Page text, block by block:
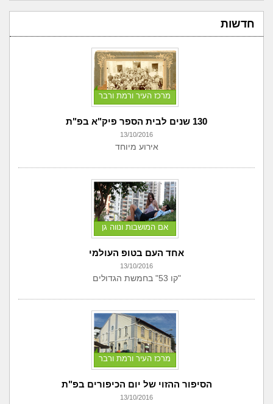
חדשות
מרכז העיר ורמת ורבר
130 שנים לבית הספר פיק"א בפ"ת
13/10/2016
אירוע מיוחד
אם המושבות ונווה גן
אחד העם בטופ העולמי
13/10/2016
"קו 53" בחמשת הגדולים
מרכז העיר ורמת ורבר
הסיפור ההזוי של יום הכיפורים בפ"ת
13/10/2016